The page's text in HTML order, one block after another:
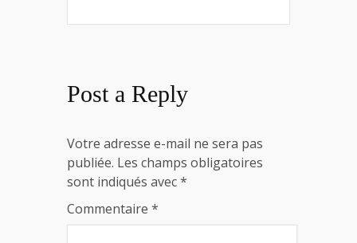
Post a Reply
Votre adresse e-mail ne sera pas
publiée. Les champs obligatoires
sont indiqués avec*
Commentaire *